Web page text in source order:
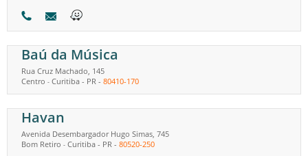
Baú da Música
Rua Cruz Machado, 145
Centro - Curitiba - PR - 80410-170
Havan
Avenida Desembargador Hugo Simas, 745
Bom Retiro - Curitiba - PR - 80520-250